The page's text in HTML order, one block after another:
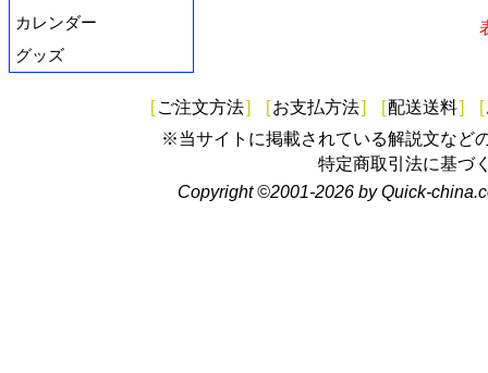
カレンダー
グッズ
[ ご注文方法] [お支払方法] [配送送料] [
※当サイトに掲載されている解説文など
特定商取引法に基づ
Copyright ©2001-2026 by Quick-